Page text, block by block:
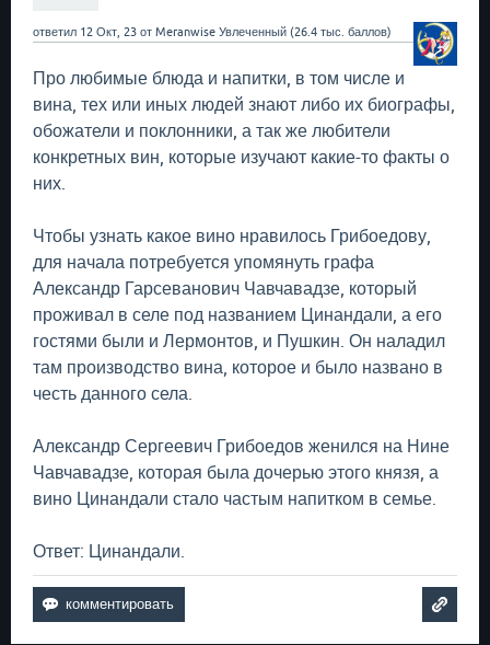
ответил 12 Окт, 23 от Meranwise Увлеченный (26.4 тыс. баллов)
Про любимые блюда и напитки, в том числе и
вина, тех или иных людей знают либо их биографы,
обожатели и поклонники, а так же любители
конкретных вин, которые изучают какие-то факты о
них.
Чтобы узнать какое вино нравилось Грибоедову,
для начала потребуется упомянуть графа
Александр Гарсеванович Чавчавадзе, который
проживал в селе под названием Цинандали, а его
гостями были и Лермонтов, и Пушкин. Он наладил
там производство вина, которое и было названо в
честь данного села.
Александр Сергеевич Грибоедов женился на Нине
Чавчавадзе, которая была дочерью этого князя, а
вино Цинандали стало частым напитком в семье.
Ответ: Цинандали.